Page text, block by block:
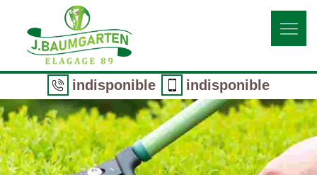
indisponible indisponible